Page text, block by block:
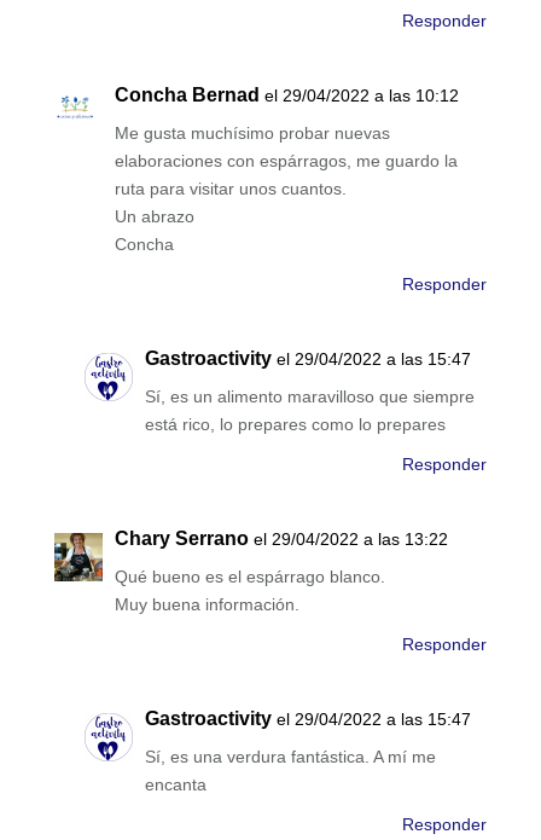
Responder
Concha Bernad el 29/04/2022 a las 10:12
Me gusta muchísimo probar nuevas
elaboraciones con espárragos, me guardo la
ruta para visitar unos cuantos.
Un abrazo
Concha
Responder
Gastroactivity el 29/04/2022 a las 15:47
Sí, es un alimento maravilloso que siempre
está rico, lo prepares como lo prepares
Responder
Chary Serrano el 29/04/2022 a las 13:22
Qué bueno es el espárrago blanco.
Muy buena información.
Responder
Gastroactivity el 29/04/2022 a las 15:47
Sí, es una verdura fantástica. A mí me
encanta
Responder